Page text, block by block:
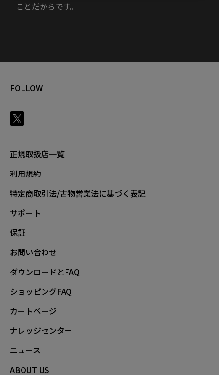
ことだからです。
FOLLOW
正規取扱店一覧
利用規約
特定商取引法/古物営業法に基づく表記
サポート
保証
お問い合わせ
ダウンロードとFAQ
ショッピングFAQ
カートページ
ナレッジセンター
ニュース
ABOUT US